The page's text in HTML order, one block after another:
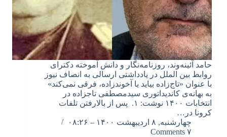
حامد آئینه‌وند، روزنامه‌نگار و دانش آموخته دکترای
روابط بین الملل در یادداشتی ارسالی به انصاف نیوز
با عنوان «تاج‌زاده بیاید یا آخوندزاده، فرقی نمی‌کند»
به بهانه‌ی کاندیداتوری سیدمصطفی تاجزاده در
انتخابات ۱۴۰۰ نوشت: ۱. پس از بالارفتن تلفات
کرونا در…
چهارشنبه, ۸ اردیبهشت ۱۴۰۰ – ۰۸:۲۶
۷ Comments